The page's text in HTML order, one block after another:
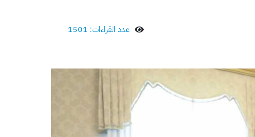
عدد القراءات: 1501